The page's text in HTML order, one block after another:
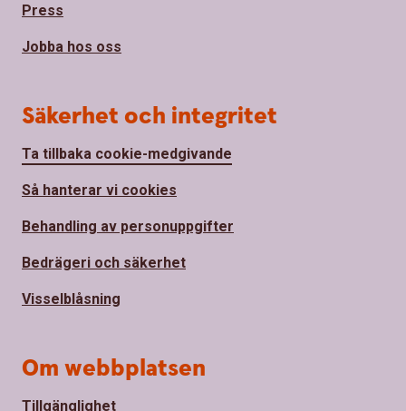
Press
Jobba hos oss
Säkerhet och integritet
Ta tillbaka cookie-medgivande
Så hanterar vi cookies
Behandling av personuppgifter
Bedrägeri och säkerhet
Visselblåsning
Om webbplatsen
Tillgänglighet